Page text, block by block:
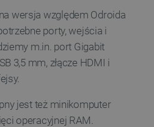
wersja względem Odroida
porty, wejścia i
m.in. port Gigabit
3,5 mm, złącze HDMI i
jest też minikomputer
operacyjnej RAM.